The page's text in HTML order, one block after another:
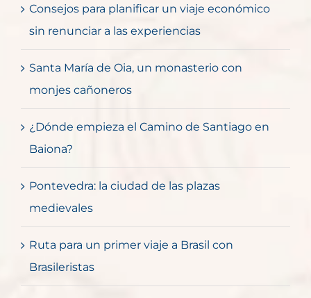
Consejos para planificar un viaje económico
sin renunciar a las experiencias
Santa María de Oia, un monasterio con
monjes cañoneros
¿Dónde empieza el Camino de Santiago en
Baiona?
Pontevedra: la ciudad de las plazas
medievales
Ruta para un primer viaje a Brasil con
Brasileristas